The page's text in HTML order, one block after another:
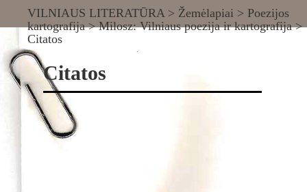
VILNIAUS LITERATŪRA> Žemėlapiai >Poezijos
kartografija>Milosz: Vilniaus poezija ir kartografija>
Citatos
Citatos